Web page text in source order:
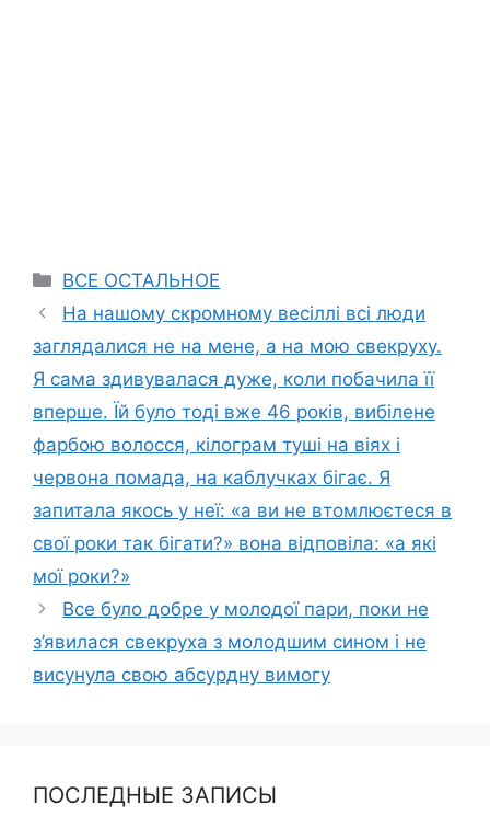
Categories
ВСЕ ОСТАЛЬНОЕ
На нашому скромному весіллі всі люди
заглядалися не на мене, а на мою свекруху.
Я сама здивувалася дуже, коли побачила її
вперше. Їй було тоді вже 46 років, вибілене
фарбою волосся, кілограм туші на віях і
червона помада, на каблучках бігає. Я
запитала якось у неї: «а ви не втомлюєтеся в
свої роки так бігати?» вона відповіла: «а які
мої роки?»
Все було добре у молодої пари, поки не
з’явилася свекруха з молодшим сином і не
висунула свою абсурдну вимогу
ПОСЛЕДНЫЕ ЗАПИСЫ